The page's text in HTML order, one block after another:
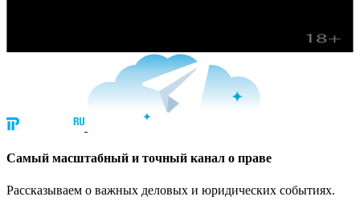
Cамый масштабный и точный канал о праве
Рассказываем о важных деловых и юридических событиях.